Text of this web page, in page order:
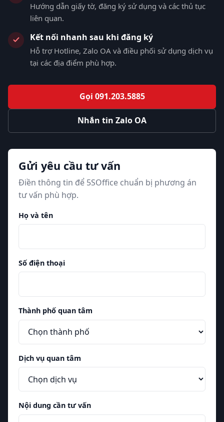
Hướng dẫn giấy tờ, đăng ký sử dụng và các thủ tục
liên quan.
Kết nối nhanh sau khi đăng ký
Hỗ trợ Hotline, Zalo OA và điều phối sử dụng dịch vụ
tại các địa điểm phù hợp.
Gọi 091.203.5885
Nhắn tin Zalo OA
Gửi yêu cầu tư vấn
Điền thông tin để 5SOffice chuẩn bị phương án
tư vấn phù hợp.
Họ và tên
Số điện thoại
Thành phố quan tâm
Dịch vụ quan tâm
Nội dung cần tư vấn